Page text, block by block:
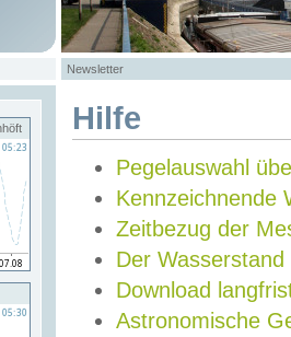
Newsletter
Hilfe
Pegelauswahl
Kennzeichnende
Zeitbezug der
Der Wasserstand
Download
Astronomische